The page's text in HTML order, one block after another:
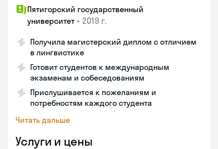
Пятигорский государственный
университет • 2019 г.
Получила магистерский диплом с отличием
в лингвистике
Готовит студентов к международным
экзаменам и собеседованиям
Прислушивается к пожеланиям и
потребностям каждого студента
Читать дальше
Услуги и цены